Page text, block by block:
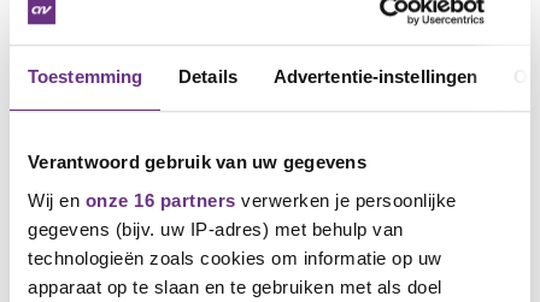
Toestemming Details Advertentie-instellingen
Verantwoord gebruik van uw gegevens
Wij en onze 16 partners verwerken je persoonlijke
gegevens (bijv. uw IP-adres) met behulp van
technologieën zoals cookies om informatie op uw
apparaat op te slaan en te gebruiken met als doel
budgetten zo krap waren, dat we voor alle
verbeteringen in de cao, op andere plekken
verslechteringen moesten accepteren. Op die
manier zit er dus weinig extra in voor de
medewerkers. Dat is geen goede basis voor overleg.
aangekondigde wijzigingen is dat niet te
verwachten.
Verder hebben we een aantal werkgroepen aan het
werk gehad over onder andere een code voor